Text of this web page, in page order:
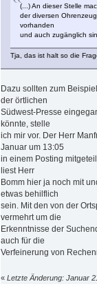
(...) An dieser Stelle
der diversen
vorhanden
und auch zugänglich
Tja, das ist halt so die
Dazu sollten zum
der örtlichen
Südwest-Presse
könnte, stelle
ich mir vor. Der Herr
Januar um 13:05
in einem Posting
liest Herr
Bomm hier ja noch mit
etwas behilflich
sein. Mit den von der
vermehrt um die
Erkenntnisse der
auch für die
Verfeinerung von
« Letzte Änderung: Januar